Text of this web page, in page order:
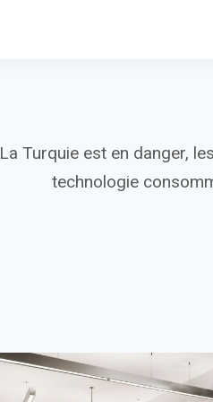
La Turquie est en danger,
technologie